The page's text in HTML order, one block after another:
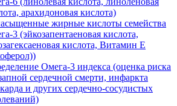
арахидоновая кислота)
жирные кислоты семейства
3 (эйкозапентаеновая кислота,
кислота, Витамин E
Омега-3 индекса (оценка риска
сердечной смерти, инфаркта
и других сердечно-сосудистых